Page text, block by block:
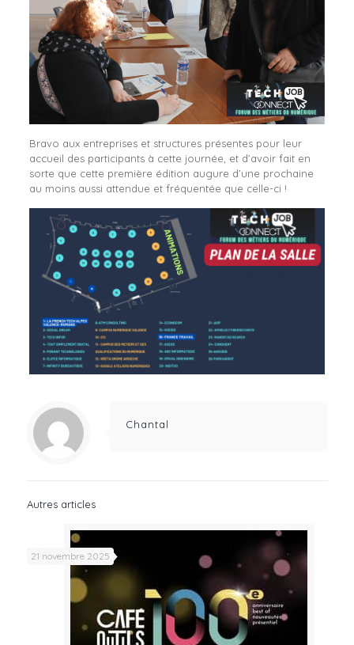
Bravo aux entreprises et structures présentes pour leur
accueil des participants à cette journée, et d’avoir fait en
sorte que cette première édition augure d’une prochaine
au moins aussi attendue et fréquentée que celle-ci !
Chantal
Autres articles
21 novembre 2025